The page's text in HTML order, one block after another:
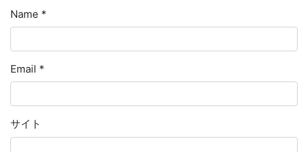
Name *
Email *
サイト